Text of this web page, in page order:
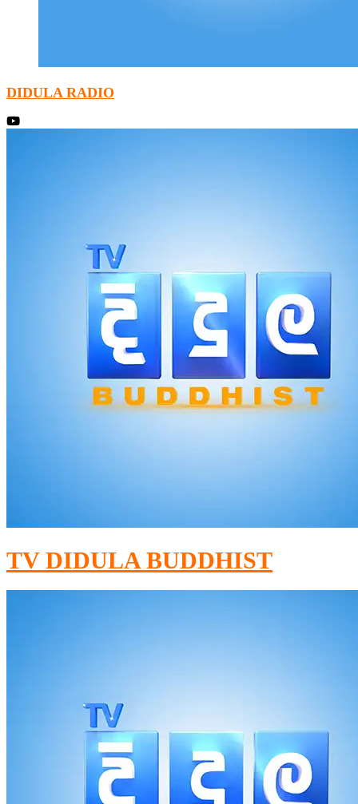
DIDULA RADIO
TV DIDULA BUDDHIST​